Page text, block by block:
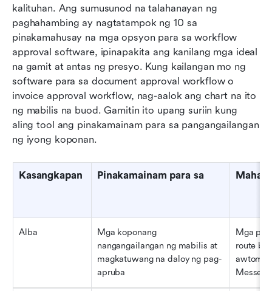
kalituhan. Ang sumusunod na talahanayan ng
paghahambing ay nagtatampok ng 10 sa
pinakamahusay na mga opsyon para sa workflow
approval software, ipinapakita ang kanilang mga ideal
na gamit at antas ng presyo. Kung kailangan mo ng
software para sa document approval workflow o
invoice approval workflow, nag-aalok ang chart na ito
ng mabilis na buod. Gamitin ito upang suriin kung
aling tool ang pinakamainam para sa pangangailangan
ng iyong koponan.
Kasangkapan Pinakamainam para sa
Alba
Mga koponang
nangangailangan ng mabilis at
magkatuwang na daloy ng pag-
apruba
Mga
route